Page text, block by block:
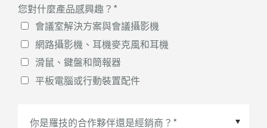
您對什麼產品感興趣？ *
會議室解決方案與會議攝影機
網路攝影機、耳機麥克風和耳機
滑鼠、鍵盤和簡報器
平板電腦或行動裝置配件